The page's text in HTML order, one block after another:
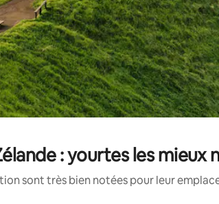
: yourtes les mieux
sont très bien notées pour leur